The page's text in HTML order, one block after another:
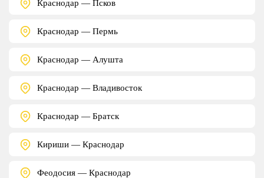
Краснодар — Псков
Краснодар — Пермь
Краснодар — Алушта
Краснодар — Владивосток
Краснодар — Братск
Кириши — Краснодар
Феодосия — Краснодар